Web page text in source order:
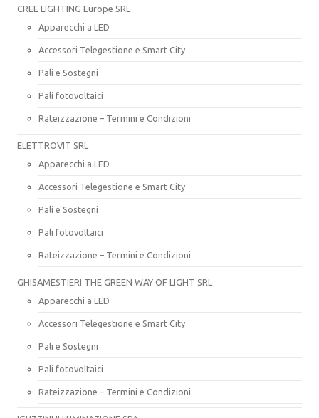
CREE LIGHTING Europe SRL
Apparecchi a LED
Accessori Telegestione e Smart City
Pali e Sostegni
Pali fotovoltaici
Rateizzazione – Termini e Condizioni
ELETTROVIT SRL
Apparecchi a LED
Accessori Telegestione e Smart City
Pali e Sostegni
Pali fotovoltaici
Rateizzazione – Termini e Condizioni
GHISAMESTIERI THE GREEN WAY OF LIGHT SRL
Apparecchi a LED
Accessori Telegestione e Smart City
Pali e Sostegni
Pali fotovoltaici
Rateizzazione – Termini e Condizioni